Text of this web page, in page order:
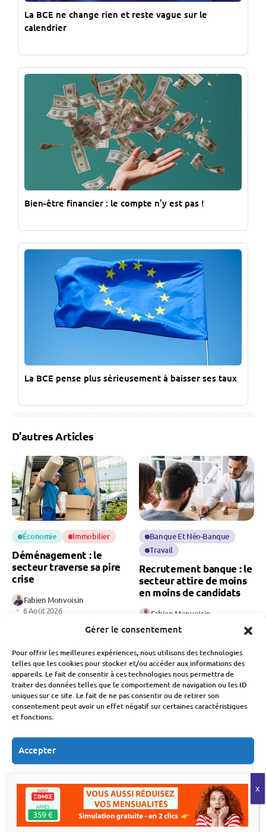
Gérer le consentement
Pour offrir les meilleures expériences, nous utilisons des technologies
telles que les cookies pour stocker et/ou accéder aux informations des
appareils. Le fait de consentir à ces technologies nous permettra de
traiter des données telles que le comportement de navigation ou les ID
uniques sur ce site. Le fait de ne pas consentir ou de retirer son
consentement peut avoir un effet négatif sur certaines caractéristiques
et fonctions.
Accepter
Voir les préférences
Politique de cookiesDéclaration de confidentialité
La BCE ne change rien et reste vague sur le
calendrier
Bien-être financier : le compte n’y est pas !
La BCE pense plus sérieusement à baisser ses taux
D'autres Articles
Économie Immobilier
Déménagement : le
secteur traverse sa pire
crise
Fabien Monvoisin
6 Août 2026
Banque Et Néo-Banque
Travail
Recrutement banque : le
secteur attire de moins
en moins de candidats
Fabien Monvoisin
Marchés Financiers
CAC 40 : pourquoi la
Bourse de Paris bat un
nouveau record
Fabien Monvoisin
5 Août 2026
MaPrimeRénov’ : la
après la baisse des aides
Fabien Monvoisin
5 Août 2026